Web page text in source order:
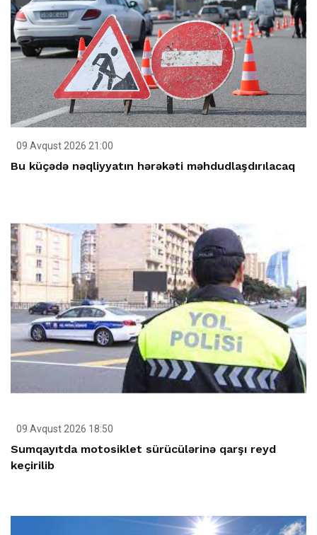
09 Avqust 2026 21:00
Bu küçədə nəqliyyatın hərəkəti məhdudlaşdırılacaq
09 Avqust 2026 18:50
Sumqayıtda motosiklet sürücülərinə qarşı reyd
keçirilib